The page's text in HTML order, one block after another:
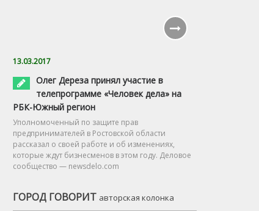
13.03.2017
Олег Дереза принял участие в
телепрограмме «Человек дела» на
РБК-Южный регион
Уполномоченный по защите прав
предпринимателей в Ростовской области
рассказал о своей работе и об изменениях,
которые ждут бизнесменов в этом году. Деловое
сообщество — newsdelo.com
ГОРОД ГОВОРИТ авторская колонка